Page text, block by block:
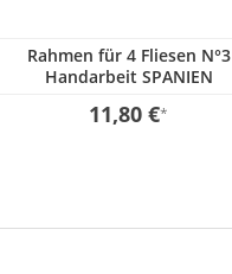
Rahmen für 4 Fliesen N°3
Handarbeit SPANIEN
11,80 €*